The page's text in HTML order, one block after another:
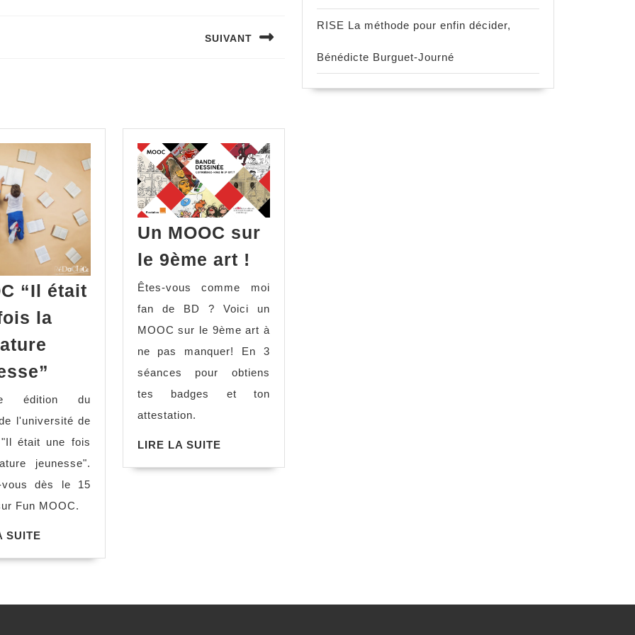
SUIVANT
“Il était
la
était
une
fois
la
littérature
jeunesse”
édition du
l'université de
était une fois
jeunesse".
vous dès le 15
Fun MOOC.
SUITE
Un MOOC sur
le 9ème art !
sur
le
9ème
art
!
Êtes-vous comme moi
fan de BD ? Voici un
MOOC sur le 9ème art à
ne pas manquer! En 3
séances pour obtiens
tes badges et ton
attestation.
LIRE LA SUITELIRE
RISE La méthode pour enfin décider,
Bénédicte Burguet-Journé